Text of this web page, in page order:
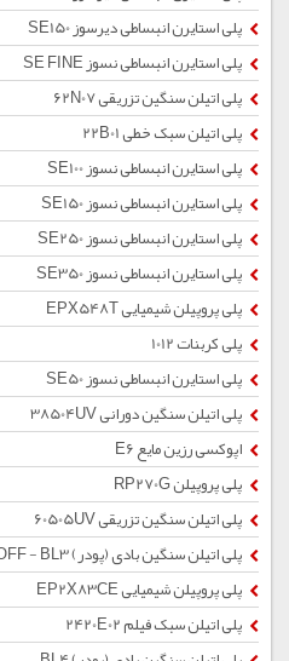
پلی استایرن انبساطی دیرسوز SE150
پلی استایرن انبساطی نسوز SE FINE
پلی اتیلن سنگین تزریقی 62N07
پلی اتیلن سبک خطی 22B01
پلی استایرن انبساطی نسوز SE100
پلی استایرن انبساطی نسوز SE150
پلی استایرن انبساطی نسوز SE250
پلی استایرن انبساطی نسوز SE350
پلی پروپیلن شیمیایی EPX548T
پلی کربنات 1012
پلی استایرن انبساطی نسوز SE50
پلی اتیلن سنگین دورانی 38504UV
اپوکسی رزین مایع E6
پلی پروپیلن RP270G
پلی اتیلن سنگین تزریقی 60505UV
پلی اتیلن سنگین بادی (پودر) OFF - BL3 درجه2
پلی پروپیلن شیمیایی EP2X83CE
پلی اتیلن سبک فیلم 2420E02